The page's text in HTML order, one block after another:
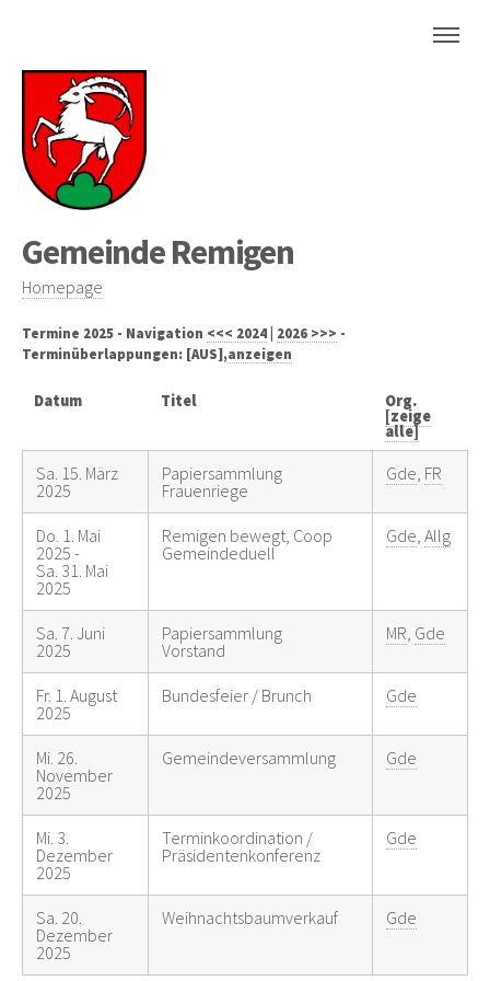
Gemeinde Remigen
Homepage
Termine 2025 - Navigation <<< 2024 2026 >>> -
Terminüberlappungen: [AUS],anzeigen
Datum Titel Org.
[zeige
alle]
Sa. 15. März
2025
Papiersammlung
Frauenriege
Gde FR
Do. 1. Mai
2025 -
Sa. 31. Mai
2025
Remigen bewegt, Coop
Gemeindeduell
Gde Allg
Sa. 7. Juni
2025
Papiersammlung
Vorstand
MR Gde
Fr. 1. August
2025
Bundesfeier / Brunch Gde
Mi. 26.
November
2025
Gemeindeversammlung Gde
Mi. 3.
Dezember
2025
Terminkoordination /
Präsidentenkonferenz
Gde
Sa. 20.
Dezember
2025
Weihnachtsbaumverkauf Gde